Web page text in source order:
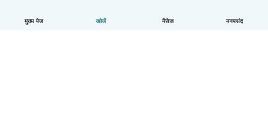
मुख्य पेज खोजें मैसेज मनपसंद